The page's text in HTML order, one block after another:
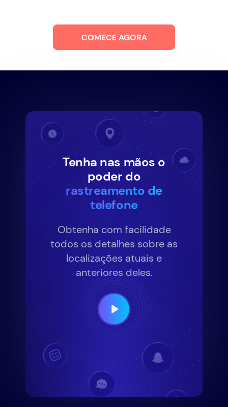
COMECE AGORA
Tenha nas mãos o
poder do
rastreamento de
telefone
Obtenha com facilidade
todos os detalhes sobre as
localizações atuais e
anteriores deles.